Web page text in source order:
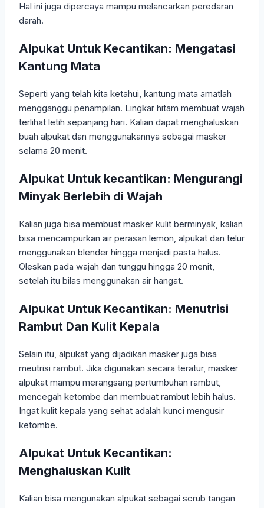
Hal ini juga dipercaya mampu melancarkan peredaran
darah.
Alpukat Untuk Kecantikan: Mengatasi
Kantung Mata
Seperti yang telah kita ketahui, kantung mata amatlah
mengganggu penampilan. Lingkar hitam membuat wajah
terlihat letih sepanjang hari. Kalian dapat menghaluskan
buah alpukat dan menggunakannya sebagai masker
selama 20 menit.
Alpukat Untuk kecantikan: Mengurangi
Minyak Berlebih di Wajah
Kalian juga bisa membuat masker kulit berminyak, kalian
bisa mencampurkan air perasan lemon, alpukat dan telur
menggunakan blender hingga menjadi pasta halus.
Oleskan pada wajah dan tunggu hingga 20 menit,
setelah itu bilas menggunakan air hangat.
Alpukat Untuk Kecantikan: Menutrisi
Rambut Dan Kulit Kepala
Selain itu, alpukat yang dijadikan masker juga bisa
meutrisi rambut. Jika digunakan secara teratur, masker
alpukat mampu merangsang pertumbuhan rambut,
mencegah ketombe dan membuat rambut lebih halus.
Ingat kulit kepala yang sehat adalah kunci mengusir
ketombe.
Alpukat Untuk Kecantikan:
Menghaluskan Kulit
Kalian bisa mengunakan alpukat sebagai scrub tangan